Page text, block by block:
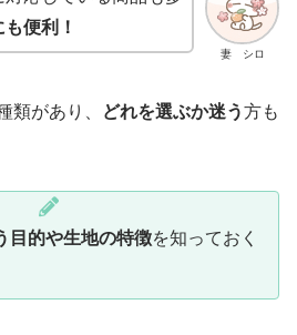
妻 シロ
便利！
類があり、 どれを選ぶか迷う方も
目的や生地の特徴を知っておく